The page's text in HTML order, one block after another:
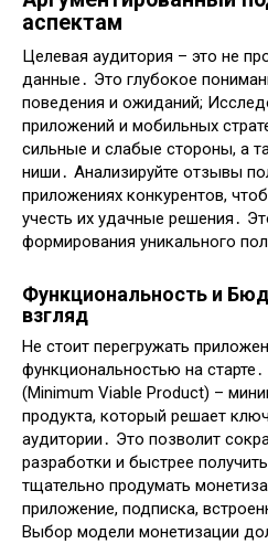
аспектам
Целевая аудитория – это не
данные․ Это глубокое
поведения и ожиданий;
приложений и мобильных
сильные и слабые стороны, а
ниши․ Анализируйте отзывы
приложениях конкурентов,
учесть их удачные решения․
формирования уникального
Функциональность и
взгляд
Не стоит перегружать
функциональностью на
(Minimum Viable Product) –
продукта, который решает
аудитории․ Это позволит
разработки и быстрее
тщательно продумать
приложение, подписка,
Выбор модели монетизации